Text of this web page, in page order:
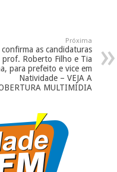
Próxima
confirma as candidaturas
prof. Roberto Filho e Tia
para prefeito e vice em
Natividade – VEJA A
MULTIMÍDIA